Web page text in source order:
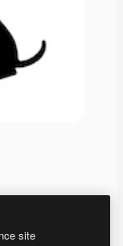
site